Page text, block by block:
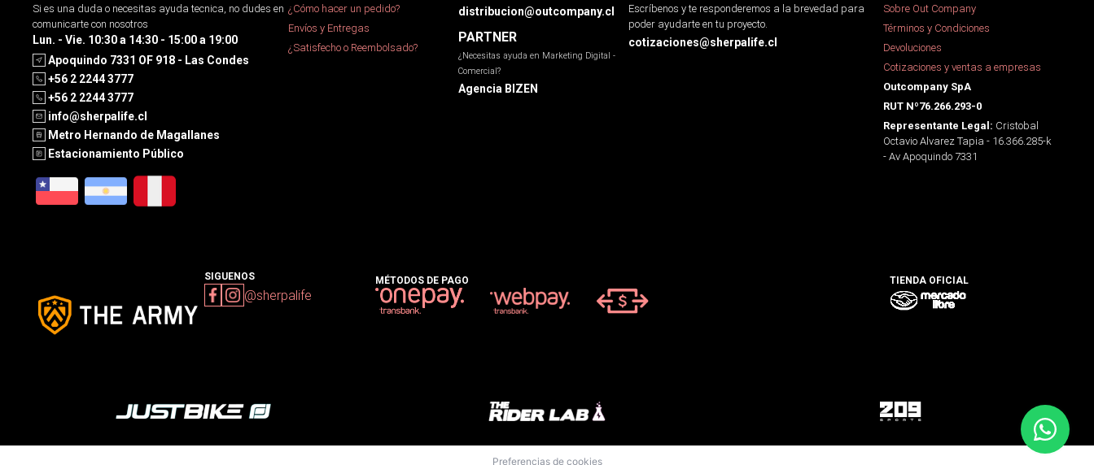
Si es una duda o necesitas ayuda tecnica, no dudes en
comunicarte con nosotros
Lun. - Vie. 10:30 a 14:30 - 15:00 a 19:00
Apoquindo 7331 OF 918 - Las Condes
+56 2 2244 3777
+56 2 2244 3777
info@sherpalife.cl
Metro Hernando de Magallanes
Estacionamiento Público
¿Cómo hacer un pedido?
Envíos y Entregas
¿Satisfecho o Reembolsado?
distribucion@outcompany.cl
PARTNER
¿Necesitas ayuda en Marketing Digital -
Comercial?
Agencia BIZEN
Escríbenos y te responderemos a la brevedad para
poder ayudarte en tu proyecto.
cotizaciones@sherpalife.cl
Sobre Out Company
Términos y Condiciones
Devoluciones
Cotizaciones y ventas a empresas
Outcompany SpA
RUT Nº76.266.293-0
Representante Legal: Cristobal
Octavio Alvarez Tapia - 16.366.285-k
- Av Apoquindo 7331
SIGUENOS
@sherpalife
MÉTODOS DE PAGO TIENDA OFICIAL
Preferencias de cookies